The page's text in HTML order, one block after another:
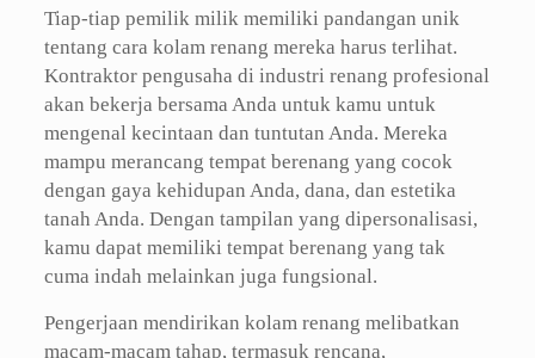
Tiap-tiap pemilik milik memiliki pandangan unik
tentang cara kolam renang mereka harus terlihat.
Kontraktor pengusaha di industri renang profesional
akan bekerja bersama Anda untuk kamu untuk
mengenal kecintaan dan tuntutan Anda. Mereka
mampu merancang tempat berenang yang cocok
dengan gaya kehidupan Anda, dana, dan estetika
tanah Anda. Dengan tampilan yang dipersonalisasi,
kamu dapat memiliki tempat berenang yang tak
cuma indah melainkan juga fungsional.
Pengerjaan mendirikan kolam renang melibatkan
macam-macam tahap, termasuk rencana,